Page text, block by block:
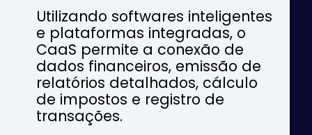
Utilizando softwares inteligentes
e plataformas integradas, o
CaaS permite a conexão de
dados financeiros, emissão de
relatórios detalhados, cálculo
de impostos e registro de
transações.